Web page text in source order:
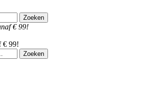
€ 99!
€ 99!